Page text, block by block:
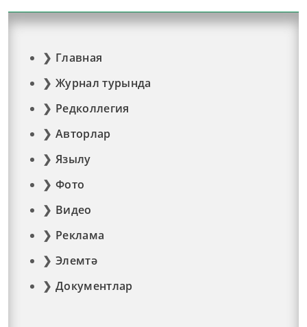
Главная
Журнал турында
Редколлегия
Авторлар
Язылу
Фото
Видео
Реклама
Элемтә
Документлар